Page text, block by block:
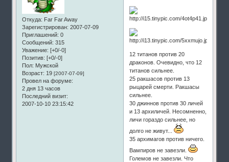
Откуда: Far Far Away
Зарегистрирован: 2007-07-09
Приглашений: 0
Сообщений: 315
Уважение: [+0/-0]
Позитив: [+0/-0]
Пол: Мужской
Возраст: 19[2007-07-09]
Провел на форуме:
2 дня 13 часов
Последний визит:
2007-10-10 23:15:42
12 титанов против 20
драконов. Очевидно, что 12
титанов сильнее.
25 ракшасов против 13
рыцарей смерти. Ракшасы
сильнее.
30 джиннов против 30 личей
и 13 архиличей. Несомненно,
личи гораздо сильнее, но
долго не живут...
35 архимагов против ничего.
Вампиров не завезли.
Големов не завезли. Что